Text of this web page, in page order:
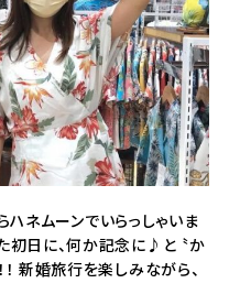
ネムーンでいらっしゃいま
日に、何か記念に♪と 〝か
！ 新婚旅行を楽しみながら、